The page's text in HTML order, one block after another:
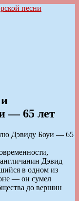
— 65 лет
Дэвид
в одном из
— он сумел
до вершин